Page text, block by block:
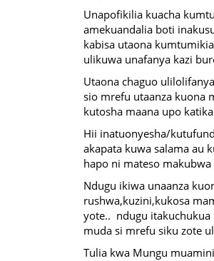
Unapofikilia kuacha
amekuandalia boti
kabisa utaona
ulikuwa unafanya kazi
Utaona chaguo
sio mrefu utaanza kuona
kutosha maana upo
Hii inatuonyesha/
akapata kuwa salama au
hapo ni mateso makubwa
Ndugu ikiwa unaanza
rushwa,kuzini,kukosa
yote.. ndugu itakuchukua
muda si mrefu siku zote
Tulia kwa Mungu